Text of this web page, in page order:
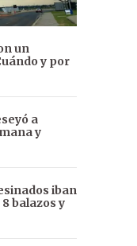
un
y por
a
y
iban
balazos y